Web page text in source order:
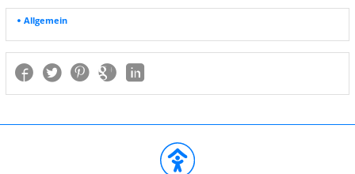
Allgemein